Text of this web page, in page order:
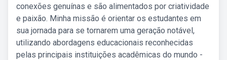
conexões genuínas e são alimentados por criatividade
e paixão. Minha missão é orientar os estudantes em
sua jornada para se tornarem uma geração notável,
utilizando abordagens educacionais reconhecidas
pelas principais instituições acadêmicas do mundo -